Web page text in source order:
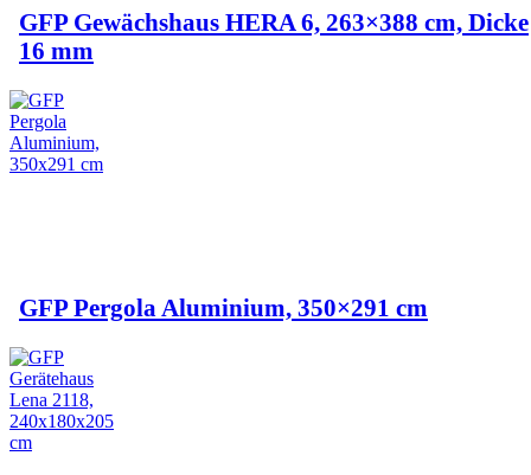
GFP Gewächshaus HERA 6, 263×388 cm, Dicke
16 mm
GFP Pergola Aluminium, 350×291 cm